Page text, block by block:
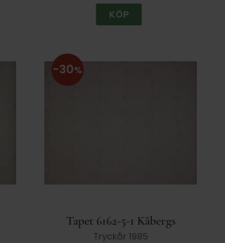
KÖP
Tapet 6162-5-1 Kåbergs
Tryckår 1985
30%